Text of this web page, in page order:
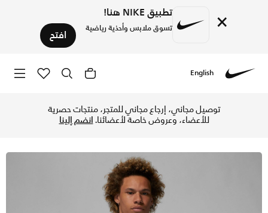
× تطبيق NIKE هنا!
تسوق ملابس وأحذية رياضية افتح
English
توصيل مجاني، إرجاع مجاني للمتجر، منتجات حصرية
للأعضاء، وعروض خاصة لأعضائنا.انضم إلينا